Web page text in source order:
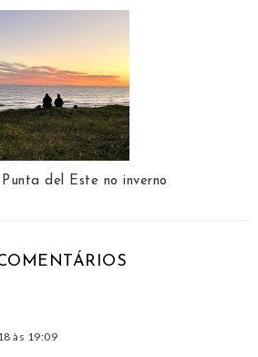
del Este no inverno
às 19:09